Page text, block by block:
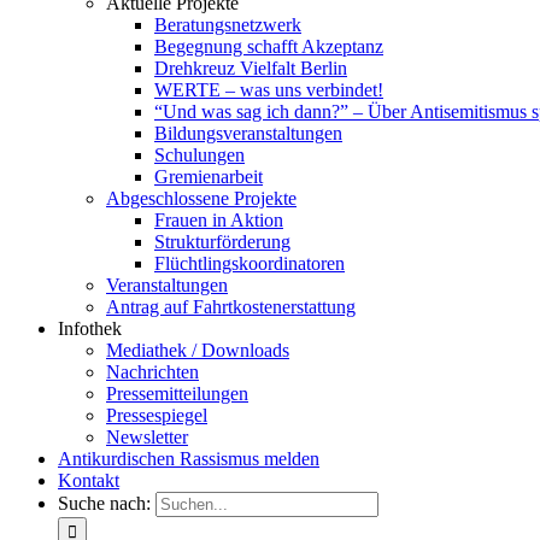
Beratungsnetzwerk
Begegnung schafft Akzeptanz
Drehkreuz Vielfalt Berlin
WERTE – was uns verbindet!
“Und was sag ich dann?” – Über Antisemitismus
Bildungsveranstaltungen
Schulungen
Gremienarbeit
Abgeschlossene Projekte
Frauen in Aktion
Strukturförderung
Flüchtlingskoordinatoren
Veranstaltungen
Antrag auf Fahrtkostenerstattung
Infothek
Mediathek / Downloads
Nachrichten
Pressemitteilungen
Pressespiegel
Newsletter
Antikurdischen Rassismus melden
Kontakt
Suche nach: